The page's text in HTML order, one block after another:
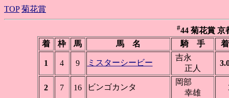
TOP 菊花賞
#44 菊花賞 京
着
枠 馬 馬 名 騎 手
1 4 9 ミスターシービー
吉永
正人
2 7 16 ビンゴカンタ
岡部
幸雄